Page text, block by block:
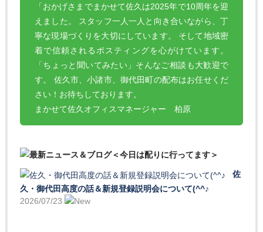
「おかげさまでまかせて佐久は2025年で10周年を迎
えました。 スタッフ一人一人と向き合いながら、丁
寧な現場づくりを大切にしています。 そして地域密
着で信頼されるポスティングを心がけています。
「ちょっと聞いてみたい」そんなご相談も大歓迎で
す。 佐久市、小諸市、御代田町の配布はお任せくだ
さい！お待ちしております。
まかせて佐久オフィスマネージャー 柏原
佐
久・御代田高度の話＆新規登録説明会について(^^♪
2026/07/23